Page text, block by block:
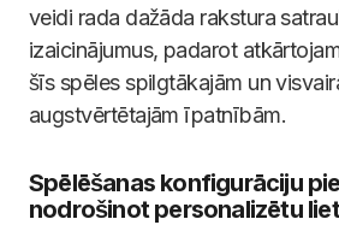
veidi rada dažāda rakstura
izaicinājumus, padarot
šīs spēles spilgtākajām un
augstvērtētajām īpatnībām.
Spēlēšanas konfigurāciju
nodrošinot personalizētu